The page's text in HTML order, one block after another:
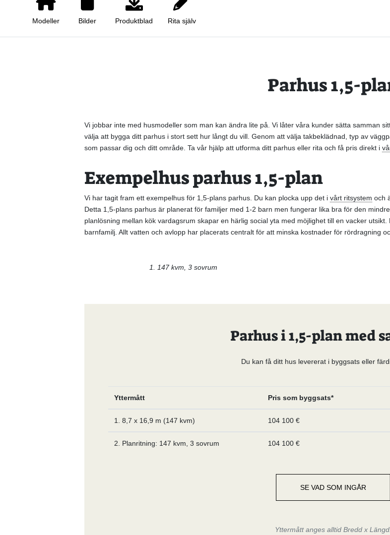
Modeller Bilder Produktblad Rita själv
Parhus 1,5-
Vi jobbar inte med husmodeller som man kan ändra lite på. Vi låter våra kunder sätta samman
välja att bygga ditt parhus i stort sett hur långt du vill. Genom att välja takbeklädnad, typ av
som passar dig och ditt område. Ta vår hjälp att utforma ditt parhus eller rita och få pris direkt i
Exempelhus parhus 1,5-plan
Vi har tagit fram ett exempelhus för 1,5-plans parhus. Du kan plocka upp det ivårt ritsystem och
Detta 1,5-plans parhus är planerat för familjer med 1-2 barn men fungerar lika bra för den
planlösning mellan kök vardagsrum skapar en härlig social yta med möjlighet till en vacker
barnfamilj. Allt vatten och avlopp har placerats centralt för att minska kostnader för rördragning
1. 147 kvm, 3 sovrum
Parhus i 1,5-plan med
Du kan få ditt hus levererat i byggsats eller
Yttermått Pris som byggsats*
1. 8,7 x 16,9 m (147 kvm) 104 100 €
2. Planritning: 147 kvm, 3 sovrum 104 100 €
SE VAD SOM INGÅR
Yttermått anges alltid Bredd x Längd.